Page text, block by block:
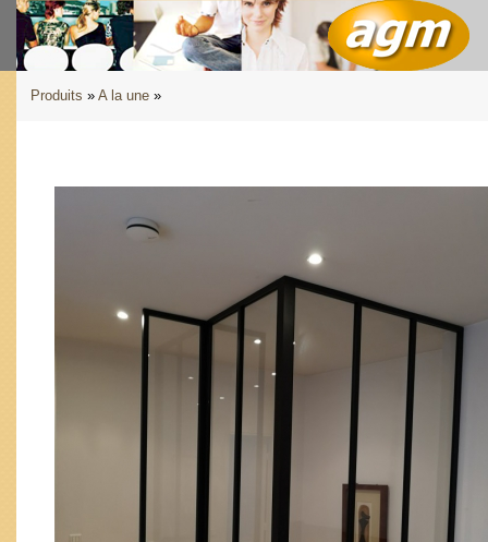
Produits » A la une »